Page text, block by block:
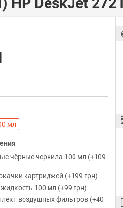
мл
чёрные чернила 100 мл (+109
картриджей (+199 грн)
100 мл (+99 грн)
воздушных фильтров (+40